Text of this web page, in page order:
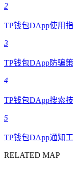
2
TP钱包DApp使用
3
TP钱包DApp防骗
4
TP钱包DApp搜索
5
TP钱包DApp通知
RELATED MAP